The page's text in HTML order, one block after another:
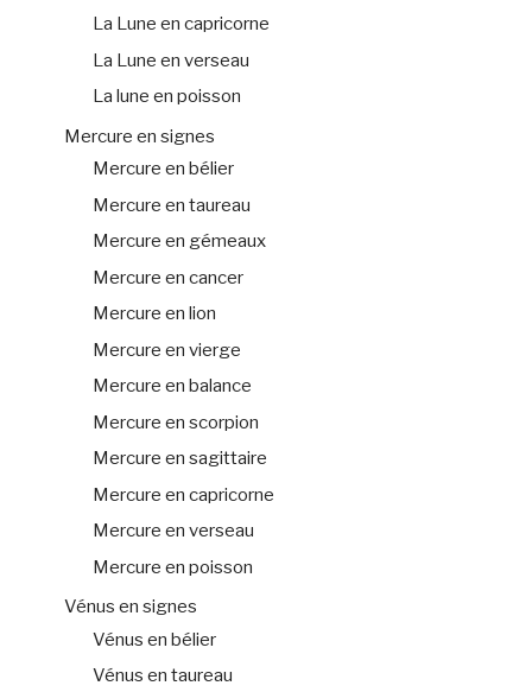
La Lune en capricorne
La Lune en verseau
La lune en poisson
Mercure en signes
Mercure en bélier
Mercure en taureau
Mercure en gémeaux
Mercure en cancer
Mercure en lion
Mercure en vierge
Mercure en balance
Mercure en scorpion
Mercure en sagittaire
Mercure en capricorne
Mercure en verseau
Mercure en poisson
Vénus en signes
Vénus en bélier
Vénus en taureau